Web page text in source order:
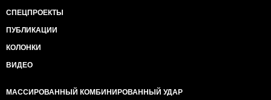
СПЕЦПРОЕКТЫ
ПУБЛИКАЦИИ
КОЛОНКИ
ВИДЕО
МАССИРОВАННЫЙ КОМБИНИРОВАННЫЙ УДАР